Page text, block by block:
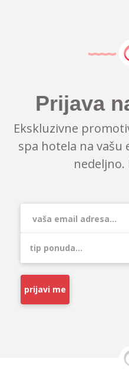
Prijava
Ekskluzivne
spa hotela na vašu
nedeljno.
prijavi me